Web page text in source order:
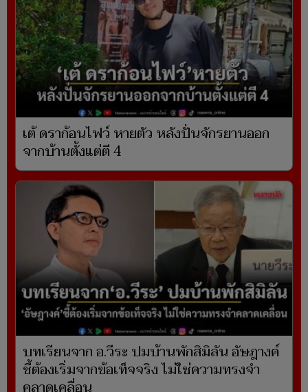
เต้ ดราก้อนไฟว์ หายตัว หลังปั่นจักรยานออก
จากบ้านตั้งแต่ตี 4
บทเรียนจาก อ.วีระ ปมบ้านพักสิมิลัน อัษฎางค์
ชี้ต้องเริ่มจากข้อเท็จจริง ไม่ใช่ความทรงจำ